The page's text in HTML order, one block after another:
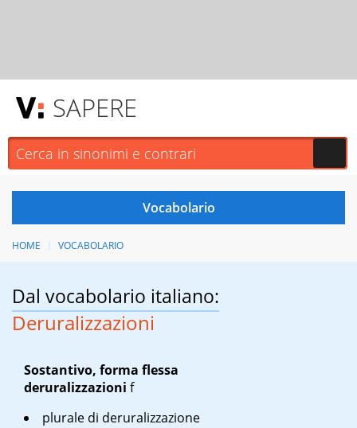
SAPERE
HOME VOCABOLARIO
Dal vocabolario italiano:
Deruralizzazioni
Sostantivo, forma flessa
deruralizzazioni f
plurale di deruralizzazione